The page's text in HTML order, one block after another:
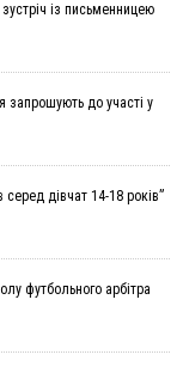
від поліції
зброї:
отримали
у ВНЗ
без газу
Франківець Лев
на лижах,
із письменницею
запрошують до участі у
серед дівчат 14-18 років”
футбольного арбітра